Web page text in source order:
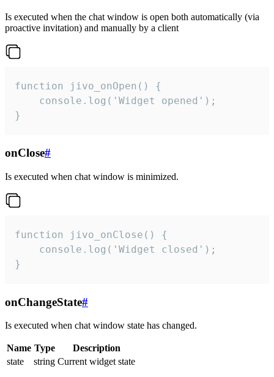
Is executed when the chat window is open both automatically (via
proactive invitation) and manually by a client
function jivo_onOpen() {
    console.log('Widget opened');
}
onClose#
Is executed when chat window is minimized.
function jivo_onClose() {
    console.log('Widget closed');
}
onChangeState#
Is executed when chat window state has changed.
Name Type
Description
state
string Current widget state